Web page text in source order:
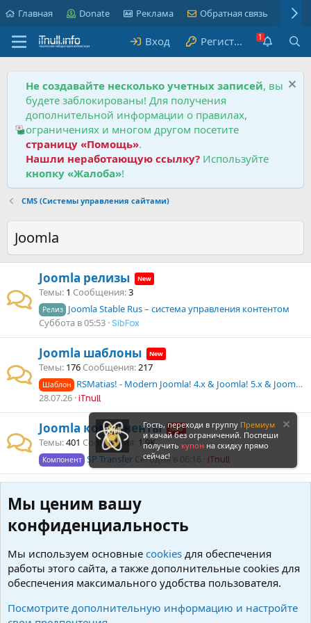
Главная Donate Реклама Обратная связь
Вход Регистрация
Не создавайте несколько учетных записей, вы
будете заблокированы! Для получения
дополнительной информации о правилах,
ограничениях и многом другом посетите
страницу «Помощь».
Нашли неработающую ссылку? Используйте
кнопку «Жалоба»!
CMS (Системы управления сайтами)
Joomla
Joomla релизы
Темы 1 Сообщения 3
Релиз Joomla Stable Rus – система управления контентом
Суббота в 05:53
SibFox
Joomla шаблоны
Темы 176 Сообщения 217
Шаблон
RSMatias! - Modern Joomla! 4.x & Joomla! 5.x & Joomla! 6.x Template
28.07.26
iTnull
Joomla компоненты
Темы 401 Сообщения 1.9K
Компонент SP Transfer Сегодня в 06:16 iTnull
Темы 4Сообщения 4
Перевод Русский язык для EasySocial Pro
Фильтры
В этом форуме пока нет ни одной темы.
Гость, переходи в группу Премиум
и качай без ограничений. Поспеши
получить купон на скидку прямо
сейчас!
Мы ценим вашу
конфиденциальность
Мы используем основные cookies для обеспечения
работы этого сайта, а также дополнительные cookies для
обеспечения максимального удобства пользователя.
Посмотрите дополнительную информацию и настройте